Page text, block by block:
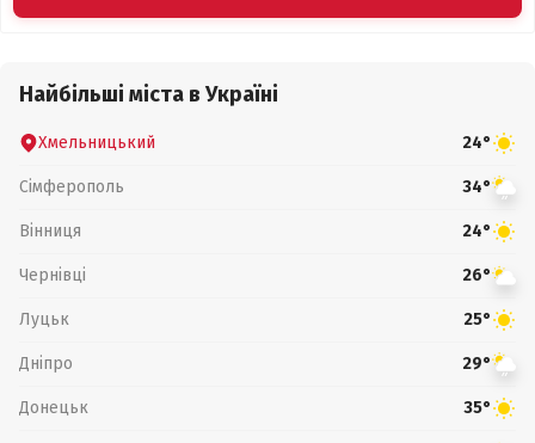
Найбільші міста в Україні
Хмельницький 24°
Сімферополь 34°
Вінниця 24°
Чернівці 26°
Луцьк 25°
Дніпро 29°
Донецьк 35°